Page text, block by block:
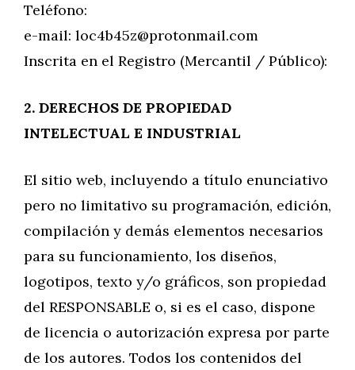
Teléfono:
e-mail: loc4b45z@protonmail.com
Inscrita en el Registro (Mercantil / Público):
2. DERECHOS DE PROPIEDAD
INTELECTUAL E INDUSTRIAL
El sitio web, incluyendo a título enunciativo
pero no limitativo su programación, edición,
compilación y demás elementos necesarios
para su funcionamiento, los diseños,
logotipos, texto y/o gráficos, son propiedad
del RESPONSABLE o, si es el caso, dispone
de licencia o autorización expresa por parte
de los autores. Todos los contenidos del